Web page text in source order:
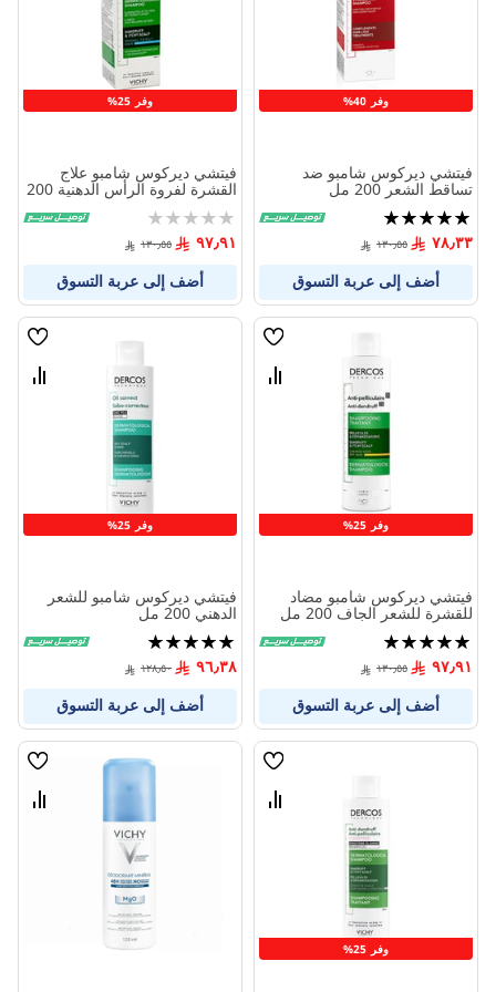
وفر 40%
فيتشي ديركوس شامبو ضد
تساقط الشعر 200 مل
تقييم:
100%
٧٨٫٣٣ ١٣٠٫٥٥
أضف إلى عربة التسوق
وفر 25%
فيتشي ديركوس شامبو علاج
القشرة لفروة الرأس الدهنية 200
Rating:
0%
٩٧٫٩١ ١٣٠٫٥٥
أضف إلى عربة التسوق
وفر 25%
قائمة
قارن
فيتشي ديركوس شامبو مضاد
للقشرة للشعر الجاف 200 مل
تقييم:
100%
٩٧٫٩١ ١٣٠٫٥٥
أضف إلى عربة التسوق
وفر 25%
قائمة
قارن
فيتشي ديركوس شامبو للشعر
الدهني 200 مل
تقييم:
100%
٩٦٫٣٨ ١٢٨٫٥٠
أضف إلى عربة التسوق
وفر 25%
قائمة
قارن
قائمة
قارن